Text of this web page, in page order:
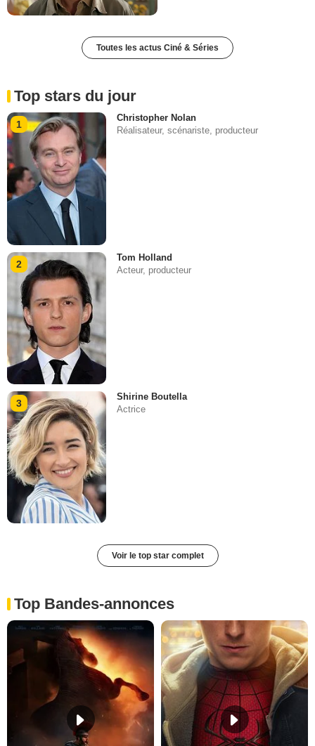
Toutes les actus Ciné & Séries
Top stars du jour
1
Christopher Nolan
Réalisateur, scénariste, producteur
2
Tom Holland
Acteur, producteur
3
Shirine Boutella
Actrice
Voir le top star complet
Top Bandes-annonces